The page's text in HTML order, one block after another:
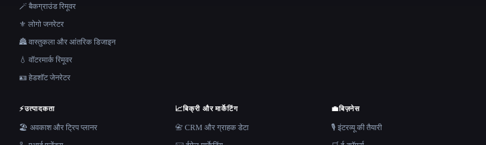
🪄 बैकग्राउंड रिमूवर
⚜️ लोगो जनरेटर
🏯 वास्तुकला और आंतरिक डिजाइन
💧 वॉटरमार्क रिमूवर
🪪 हेडशॉट जेनरेटर
⚡उत्पादकता
🏖 अवकाश और ट्रिप प्लानर
📈बिक्री और मार्केटिंग
📇 CRM और ग्राहक डेटा
💼बिज़नेस
🎙️ इंटरव्यू की तैयारी